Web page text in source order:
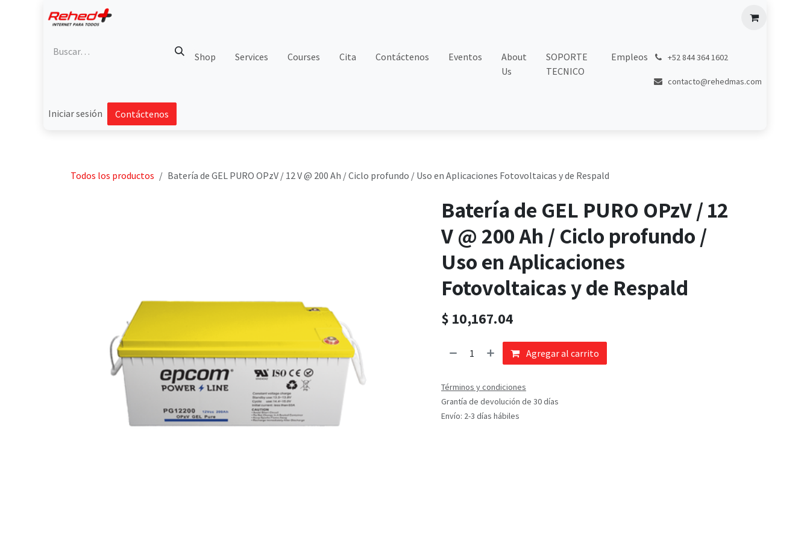
Shop Services Courses Cita Contáctenos Eventos
About
Us
SOPORTE
TECNICO
Empleos +52 844 364 1602
contacto@rehedmas.com
Iniciar sesión Contáctenos
Todos los productos Batería de GEL PURO OPzV / 12 V @ 200 Ah / Ciclo profundo / Uso en Aplicaciones Fotovoltaicas y de Respald
Batería de GEL PURO OPzV / 12
V @ 200 Ah / Ciclo profundo /
Uso en Aplicaciones
Fotovoltaicas y de Respald
$ 10,167.04
Agregar al carrito
Términos y condiciones
Grantía de devolución de 30 días
Envío: 2-3 días hábiles